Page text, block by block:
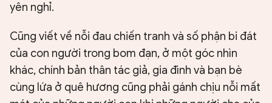
yên nghỉ.
Cũng viết về nỗi đau chiến tranh và số phận bi đát
của con người trong bom đạn, ở một góc nhìn
khác, chính bản thân tác giả, gia đình và bạn bè
cùng lứa ở quê hương cũng phải gánh chịu nỗi mất